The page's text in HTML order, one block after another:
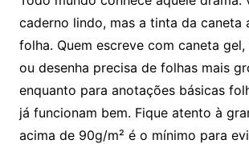
caderno lindo, mas a tinta da caneta
folha. Quem escreve com caneta
ou desenha precisa de folhas mais
enquanto para anotações básicas
já funcionam bem. Fique atento à
acima de 90g/m² é o mínimo para